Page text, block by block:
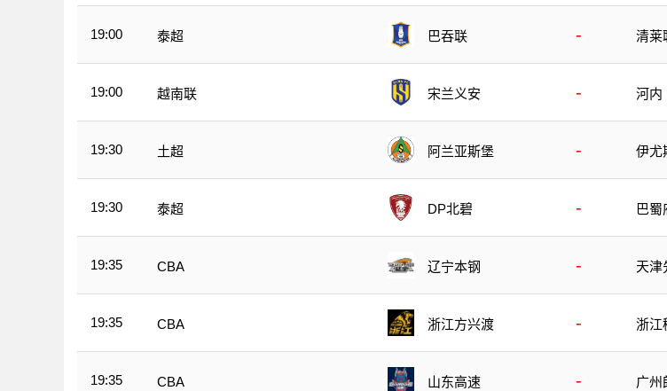
19:00 泰超 巴吞联 - 清莱
19:00 越南联 宋兰义安 - 河内
19:30 土超 阿兰亚斯堡 - 伊尤
19:30 泰超 DP北碧 - 巴蜀
19:35 CBA 辽宁本钢 - 天津
19:35 CBA 浙江方兴渡 - 浙江
19:35 CBA 山东高速 - 广州